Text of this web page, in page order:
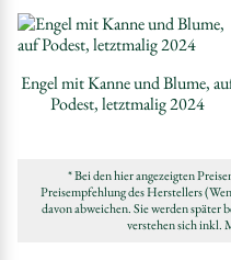
Engel mit Kanne und Blume,
Podest, letztmalig 2024
* Bei den hier angezeigten
Preisempfehlung des Herstellers
davon abweichen. Sie werden später
verstehen sich inkl.